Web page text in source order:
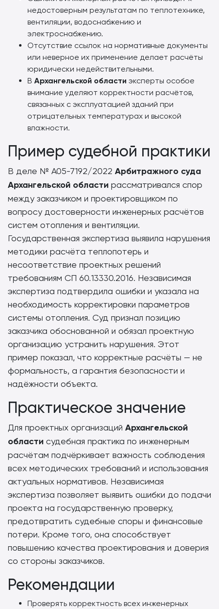
недостоверным результатам по теплотехнике,
вентиляции, водоснабжению и
электроснабжению.
Отсутствие ссылок на нормативные документы
или неверное их применение делает расчёты
юридически недействительными.
В Архангельской области эксперты особое
внимание уделяют корректности расчётов,
связанных с эксплуатацией зданий при
отрицательных температурах и высокой
влажности.
Пример судебной практики
В деле № А05-7192/2022 Арбитражного суда
Архангельской области рассматривался спор
между заказчиком и проектировщиком по
вопросу достоверности инженерных расчётов
систем отопления и вентиляции.
Государственная экспертиза выявила нарушения
методики расчёта теплопотерь и
несоответствие проектных решений
требованиям СП 60.13330.2016. Независимая
экспертиза подтвердила ошибки и указала на
необходимость корректировки параметров
системы отопления. Суд признал позицию
заказчика обоснованной и обязал проектную
организацию устранить нарушения. Этот
пример показал, что корректные расчёты — не
формальность, а гарантия безопасности и
надёжности объекта.
Практическое значение
Для проектных организаций Архангельской
области судебная практика по инженерным
расчётам подчёркивает важность соблюдения
всех методических требований и использования
актуальных нормативов. Независимая
экспертиза позволяет выявить ошибки до подачи
проекта на государственную проверку,
предотвратить судебные споры и финансовые
потери. Кроме того, она способствует
повышению качества проектирования и доверия
со стороны заказчиков.
Рекомендации
Проверять корректность всех инженерных